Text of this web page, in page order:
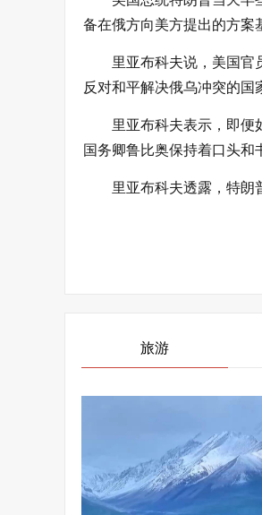
备在俄方向美方提出的方案
里亚布科夫说，美国官
反对和平解决俄乌冲突的国
里亚布科夫表示，即便
国务卿鲁比奥保持着口头和
里亚布科夫透露，特朗